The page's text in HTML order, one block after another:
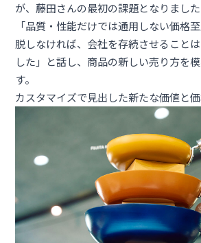
が、藤田さんの最初の課題となりました
「品質・性能だけでは通用しない価格
脱しなければ、会社を存続させること
した」と話し、商品の新しい売り方を
す。
カスタマイズで見出した新たな価値と